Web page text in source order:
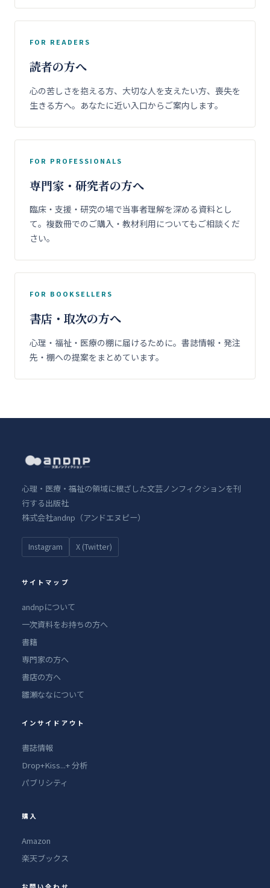
FOR READERS
読者の方へ
心の苦しさを抱える方、大切な人を支えたい方、喪失を
生きる方へ。あなたに近い入口からご案内します。
FOR PROFESSIONALS
専門家・研究者の方へ
臨床・支援・研究の場で当事者理解を深める資料とし
て。複数冊でのご購入・教材利用についてもご相談くだ
さい。
FOR BOOKSELLERS
書店・取次の方へ
心理・福祉・医療の棚に届けるために。書誌情報・発注
先・棚への提案をまとめています。
心理・医療・福祉の領域に根ざした文芸ノンフィクションを刊
行する出版社
株式会社andnp（アンドエヌピー）
Instagram X (Twitter)
サイトマップ
andnpについて
一次資料をお持ちの方へ
書籍
専門家の方へ
書店の方へ
雛瀬ななについて
インサイドアウト
書誌情報
Drop+Kiss...+ 分析
パブリシティ
購入
Amazon
楽天ブックス